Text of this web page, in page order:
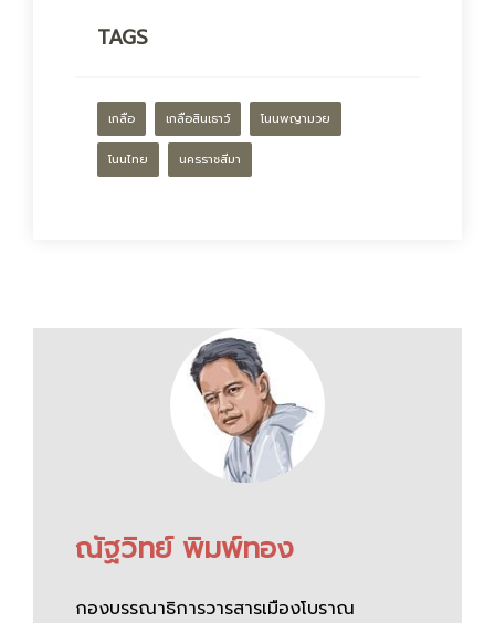
TAGS
เกลือ เกลือสินเธาว์ โนนพญามวย
โนนไทย นครราชสีมา
ณัฐวิทย์ พิมพ์ทอง
กองบรรณาธิการวารสารเมืองโบราณ